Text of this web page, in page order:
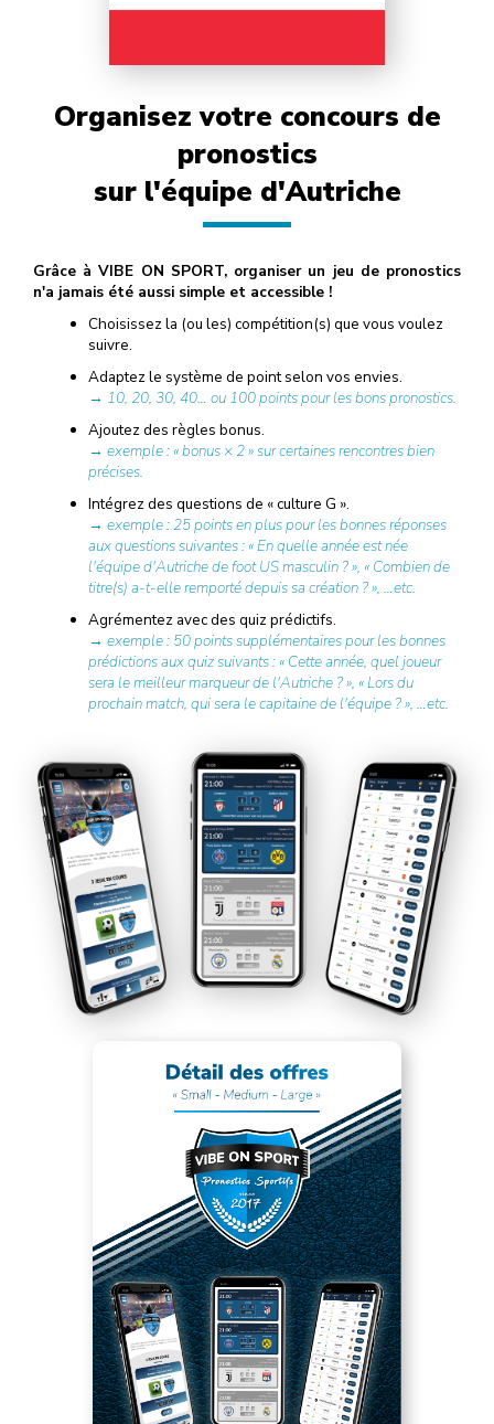
Organisez votre concours de
pronostics
sur l'équipe d'Autriche
Grâce à VIBE ON SPORT, organiser un jeu de pronostics
n'a jamais été aussi simple et accessible !
Choisissez la (ou les) compétition(s) que vous voulez
suivre.
Adaptez le système de point selon vos envies.
→ 10, 20, 30, 40… ou 100 points pour les bons pronostics.
Ajoutez des règles bonus.
→ exemple : « bonus × 2 » sur certaines rencontres bien
précises.
Intégrez des questions de « culture G ».
→ exemple : 25 points en plus pour les bonnes réponses
aux questions suivantes : « En quelle année est née
l'équipe d'Autriche de foot US masculin ? », « Combien de
titre(s) a-t-elle remporté depuis sa création ? », …etc.
Agrémentez avec des quiz prédictifs.
→ exemple : 50 points supplémentaires pour les bonnes
prédictions aux quiz suivants : « Cette année, quel joueur
sera le meilleur marqueur de l'Autriche ? », « Lors du
prochain match, qui sera le capitaine de l'équipe ? », …etc.